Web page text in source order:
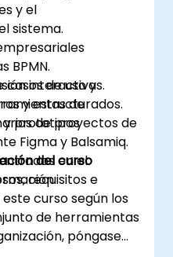
y el
sistema.
BPMN.
casos de uso y
y estructurados.
y prototipos
Figma y Balsamiq.
interactivas.
de
de proyectos de
en el
requisitos e
del curso
curso según los
de herramientas
póngase